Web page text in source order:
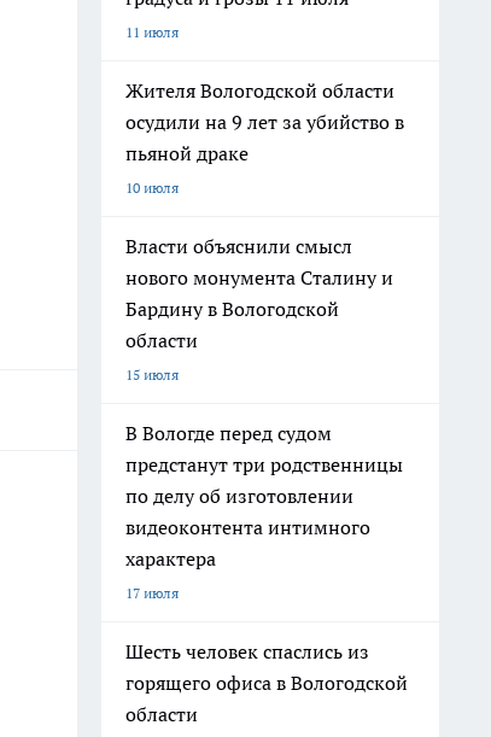
11 июля
Жителя Вологодской области
осудили на 9 лет за убийство в
пьяной драке
10 июля
Власти объяснили смысл
нового монумента Сталину и
Бардину в Вологодской
области
15 июля
В Вологде перед судом
предстанут три родственницы
по делу об изготовлении
видеоконтента интимного
характера
17 июля
Шесть человек спаслись из
горящего офиса в Вологодской
области